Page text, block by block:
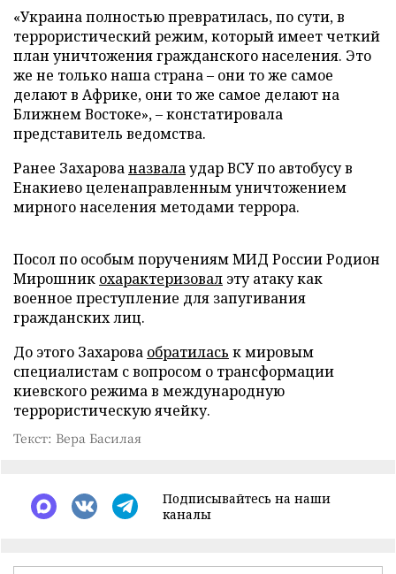
«Украина полностью превратилась, по сути, в
террористический режим, который имеет четкий
план уничтожения гражданского населения. Это
же не только наша страна – они то же самое
делают в Африке, они то же самое делают на
Ближнем Востоке», – констатировала
представитель ведомства.
Ранее Захарованазвалаудар ВСУ по автобусу в
Енакиево целенаправленным уничтожением
мирного населения методами террора.
Посол по особым поручениям МИД России Родион
Мирошник охарактеризовал эту атаку как
военное преступление для запугивания
гражданских лиц.
До этого Захарова обратилась к мировым
специалистам с вопросом о трансформации
киевского режима в международную
террористическую ячейку.
Текст: Вера Басилая
Подписывайтесь на наши
каналы